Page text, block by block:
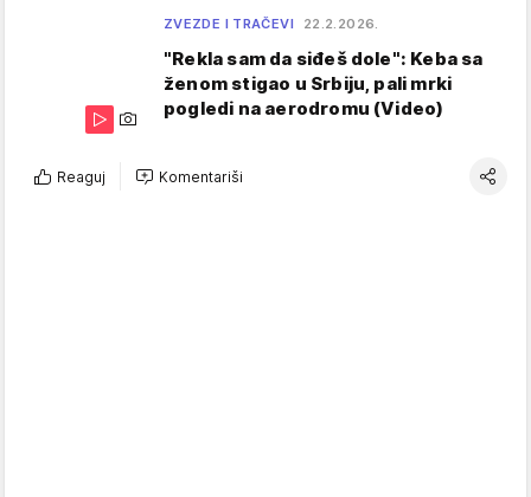
ZVEZDE I TRAČEVI 22.2.2026.
"Rekla sam da siđeš dole": Keba sa
ženom stigao u Srbiju, pali mrki
pogledi na aerodromu (Video)
Reaguj Komentariši